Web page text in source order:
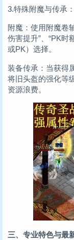
3.特殊附魔与传承：
附魔：使用附魔卷
伤害提升”、“PK时
或PK）选择。
装备传承：当获得
将旧头盔的强化等
资源浪费。
三、专业特色与最